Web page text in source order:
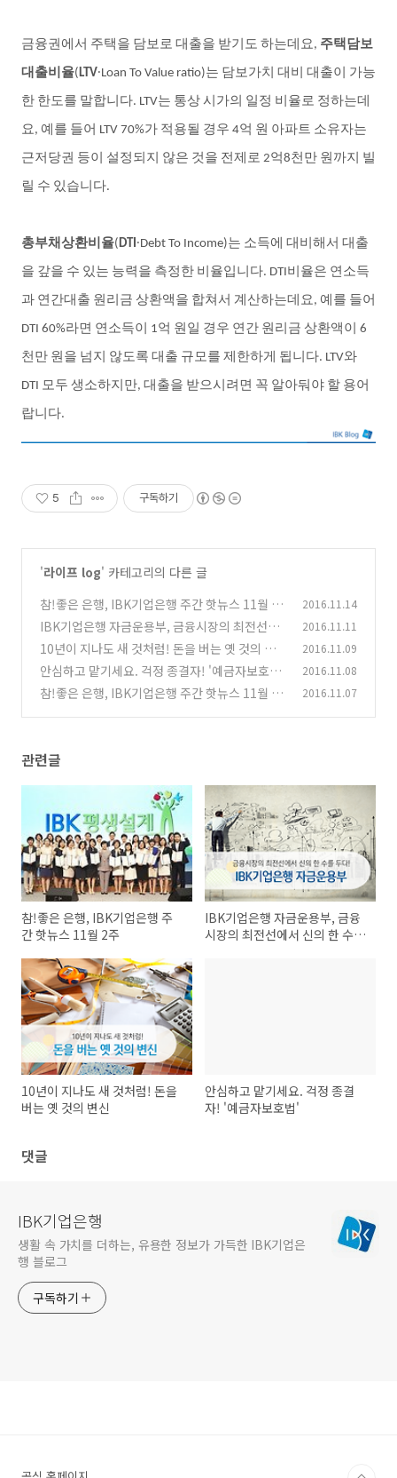
금융권에서 주택을 담보로 대출을 받기도 하는데요 , 주택담보
대출비율( LTV∙ Loan To Value ratio)는 담보가치 대비 대출이
가능
한 한도를 말합니다. LTV는 통상시가의 일정 비율로 정하는데
요 , 예를 들어 LTV 70%가 적용될 경우 4억 원 아파트 소유자는
근저당권 등이 설정되지 않은 것을 전제로 2억8천만 원까지 빌
릴 수 있습니다.
총부채상환비율( DTI ∙ Debt To Income)는 소득에 대비해서 대출
을 갚을 수 있는 능력을 측정한 비율입니다. DTI 비율은 연소득
과 연간대출 원리금 상환액을 합쳐서 계산하는데요 , 예를 들어
DTI 60%라면 연소득이 1억 원일 경우 연간 원리금 상환액이 6
천만 원을 넘지 않도록 대출 규모를 제한하게 됩니다. LTV와
DTI 모두 생소하지만, 대출을 받으시려면 꼭 알아둬야 할 용어
랍니다.
5 구독하기
'라이프 log' 카테고리의 다른 글
참!좋은 은행, IBK기업은행 주간 핫뉴스 11월 2
주
(0)
2016.11.14
IBK기업은행 자금운용부, 금융시장의 최전선에
서 신의 한 수를 두다!
(0)
2016.11.11
10년이 지나도 새 것처럼! 돈을 버는 옛 것의 변
신 (0)
2016.11.09
안심하고 맡기세요. 걱정 종결자! '예금자보호법'
(0)
2016.11.08
참!좋은 은행, IBK기업은행 주간 핫뉴스 11월 1
2016.11.07
관련글
참!좋은 은행, IBK기업은행 주
간 핫뉴스 11월 2주
IBK기업은행 자금운용부, 금융
시장의 최전선에서 신의 한 수를
10년이 지나도 새 것처럼! 돈을
버는 옛 것의 변신
안심하고 맡기세요. 걱정 종결
자! '예금자보호법'
댓글
IBK기업은행
생활 속 가치를 더하는, 유용한 정보가 가득한 IBK기업은
행 블로그
구독하기